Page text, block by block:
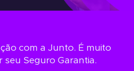
com a Junto. É muito
seu Seguro Garantia.